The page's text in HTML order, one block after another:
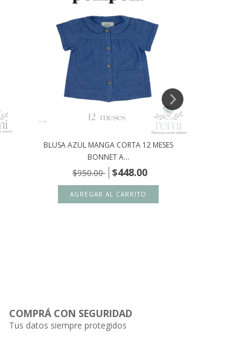
BLUSA AZUL MANGA CORTA 12 MESES
BONNET A...
$950.00 $448.00
COMPRÁ CON SEGURIDAD
Tus datos siempre protegidos